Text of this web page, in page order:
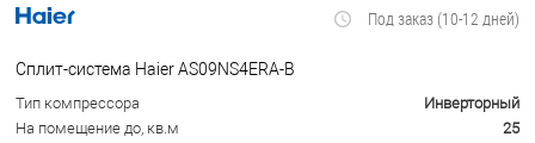
Под заказ (10-12 дней)
Сплит-система Haier AS09NS4ERA-B
Тип компрессора
Инверторный
На помещение до, кв.м
25